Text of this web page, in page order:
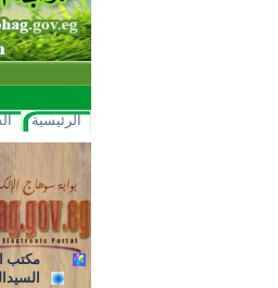
الرئيسية
مكتب